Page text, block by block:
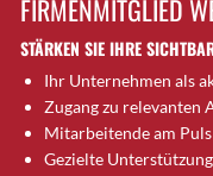
Brütten
Bubendorf
Bubikon
Buchs (SG)
Burgdorf
FIRMENMITGLIED
STÄRKEN SIE IHRE
Ihr Unternehmen als
Zugang zu
Mitarbeitende am
Gezielte